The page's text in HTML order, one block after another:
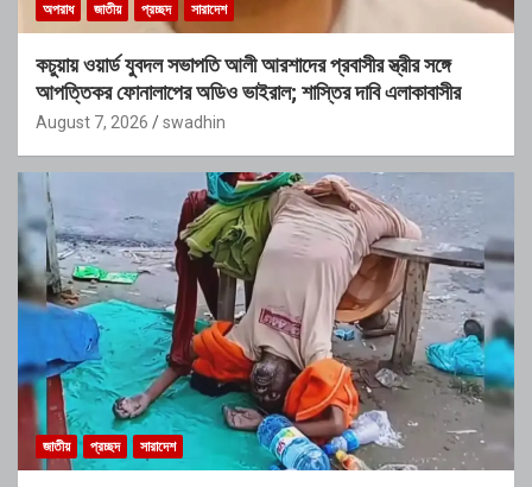
অপরাধ জাতীয় প্রচ্ছদ সারাদেশ
কচুয়ায় ওয়ার্ড যুবদল সভাপতি আলী আরশাদের প্রবাসীর স্ত্রীর সঙ্গে
আপত্তিকর ফোনালাপের অডিও ভাইরাল; শাস্তির দাবি এলাকাবাসীর
August 7, 2026 swadhin
জাতীয় প্রচ্ছদ সারাদেশ